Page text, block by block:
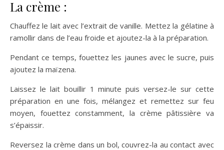
La crème :
Chauffez le lait avec l’extrait de vanille. Mettez la gélatine à
ramollir dans de l’eau froide et ajoutez-la à la préparation.
Pendant ce temps, fouettez les jaunes avec le sucre, puis
ajoutez la maïzena.
Laissez le lait bouillir 1 minute puis versez-le sur cette
préparation en une fois, mélangez et remettez sur feu
moyen, fouettez constamment, la crème pâtissière va
s’épaissir.
Reversez la crème dans un bol, couvrez-la au contact avec